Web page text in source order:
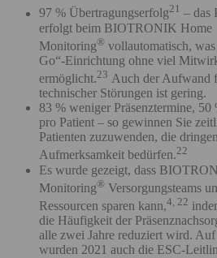
97 % Übertragungserfolg21 – das
erfolgt beim BIOTRONIK Home
Monitoring® vollautomatisch,
Go“-Einrichtung ohne viel
ermöglicht.23 Auch der Aufwand
technischer Störungen ist gering.
83 % weniger Präsenztermine, 50
pro Patient – so gewinnen Sie
Patienten zuzuwenden, die
Aufmerksamkeit bedürfen.22
Es wurde gezeigt, dass
Monitoring® Versorgungsteams
Ressourcen sparen kann,4, 22
die Häufigkeit der
alle zwei Jahre reduziert wird.
wurden 2021 auch die ESC-